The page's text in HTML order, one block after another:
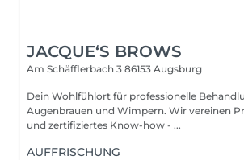
JACQUE‘S BROWS
Am Schäfflerbach 3 86153 Augsburg
Dein Wohlfühlort für professionelle
Augenbrauen und Wimpern. Wir vereinen
und zertifiziertes Know-how - ...
AUFFRISCHUNG